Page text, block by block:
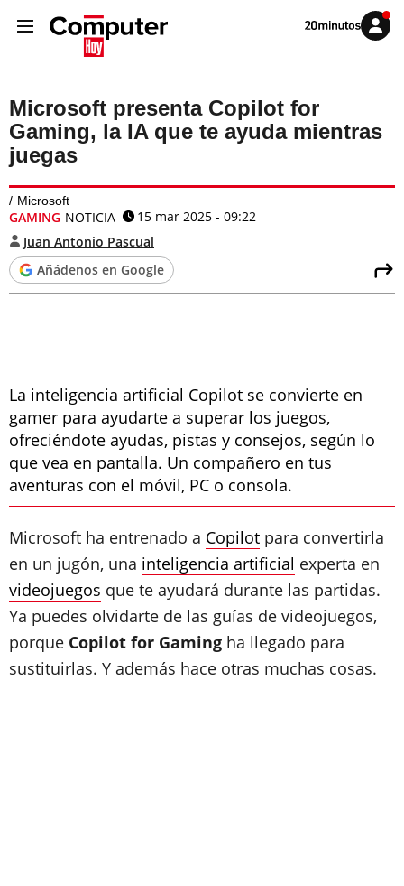
Volver
Iniciar
sesión
Microsoft presenta Copilot for
Gaming, la IA que te ayuda mientras
juegas
Microsoft
GAMING NOTICIA
15 mar 2025 - 09:22
Juan Antonio Pascual
Añádenos en Google
La inteligencia artificial Copilot se convierte en
gamer para ayudarte a superar los juegos,
ofreciéndote ayudas, pistas y consejos, según lo
que vea en pantalla. Un compañero en tus
aventuras con el móvil, PC o consola.
Microsoft ha entrenado a Copilot para convertirla
en un jugón, una inteligencia artificial experta en
videojuegos que te ayudará durante las partidas.
Ya puedes olvidarte de las guías de videojuegos,
porque Copilot for Gaming ha llegado para
sustituirlas. Y además hace otras muchas cosas.